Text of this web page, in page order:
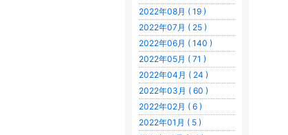
2022年08月 ( 19 )
2022年07月 ( 25 )
2022年06月 ( 140 )
2022年05月 ( 71 )
2022年04月 ( 24 )
2022年03月 ( 60 )
2022年02月 ( 6 )
2022年01月 ( 5 )